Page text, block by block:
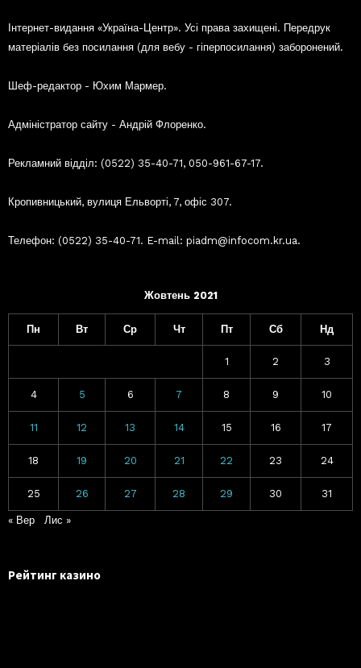
Інтернет-видання «Україна-Центр». Усі права захищені. Передрук
матеріалів без посилання (для вебу - гіперпосилання) заборонений.
Шеф-редактор - Юхим Мармер.
Адміністратор сайту - Андрій Флоренко.
Рекламний відділ: (0522) 35-40-71, 050-961-67-17.
Кропивницький, вулиця Ельворті, 7, офіс 307.
Телефон: (0522) 35-40-71. E-mail: piadm@infocom.kr.ua.
Жовтень 2021
Пн Вт Ср Чт Пт Сб Нд
1 2 3
4 5 6 7 8 9 10
11 12 13 14 15 16 17
18 19 20 21 22 23 24
25 26 27 28 29 30 31
« Вер Лис »
Рейтинг казино